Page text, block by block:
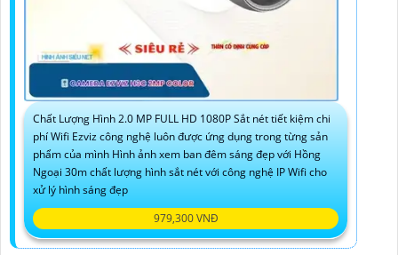
Chất Lượng Hình 2.0 MP FULL HD 1080P Sắt nét tiết kiệm chi
phí Wifi Ezviz công nghệ luôn được ứng dụng trong từng sản
phẩm của mình Hình ảnh xem ban đêm sáng đẹp với Hồng
Ngoại 30m chất lượng hình sắt nét với công nghệ IP Wifi cho
xử lý hình sáng đẹp
979,300 VNĐ